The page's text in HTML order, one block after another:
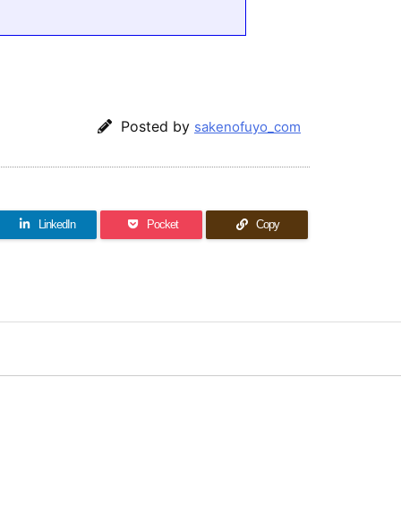
Posted by sakenofuyo_com
LinkedIn Pocket Copy